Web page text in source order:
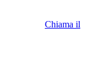
Chiama il